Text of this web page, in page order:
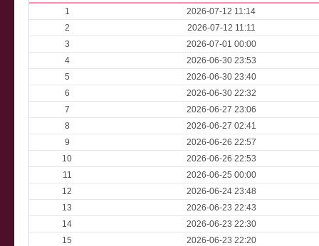
1
2026-07-12 11:14
2
2026-07-12 11:11
3
2026-07-01 00:00
4
2026-06-30 23:53
5
2026-06-30 23:40
6
2026-06-30 22:32
7
2026-06-27 23:06
8
2026-06-27 02:41
9
2026-06-26 22:57
10
2026-06-26 22:53
11
2026-06-25 00:00
12
2026-06-24 23:48
13
2026-06-23 22:43
14
2026-06-23 22:30
15
2026-06-23 22:20